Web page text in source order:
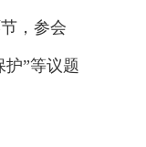
，参会
护”等议题